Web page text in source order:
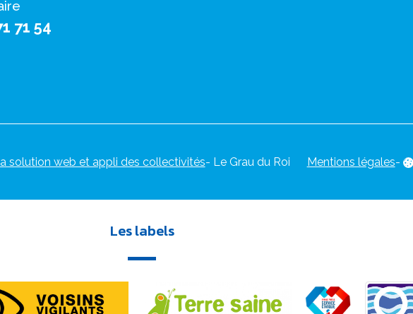
71 54
solution web et appli des collectivités- Le Grau du Roi Mentions légales-
Les labels